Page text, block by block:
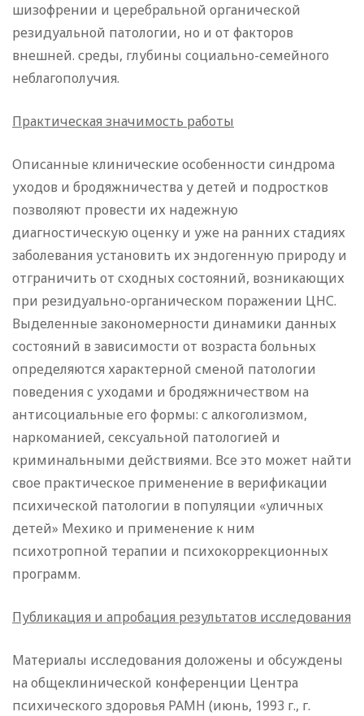
шизофрении и церебральной органической
резидуальной патологии, но и от факторов
внешней. среды, глубины социально-семейного
неблагополучия.
Практическая значимость работы
Описанные клинические особенности синдрома
уходов и бродяжничества у детей и подростков
позволяют провести их надежную
диагностическую оценку и уже на ранних стадиях
заболевания установить их эндогенную природу и
отграничить от сходных состояний, возникающих
при резидуально-органическом поражении ЦНС.
Выделенные закономерности динамики данных
состояний в зависимости от возраста больных
определяются характерной сменой патологии
поведения с уходами и бродяжничеством на
антисоциальные его формы: с алкоголизмом,
наркоманией, сексуальной патологией и
криминальными действиями. Все это может найти
свое практическое применение в верификации
психической патологии в популяции «уличных
детей» Мехико и применение к ним
психотропной терапии и психокоррекционных
программ.
Публикация и апробация результатов исследования
Материалы исследования доложены и обсуждены
на общеклинической конференции Центра
психического здоровья РАМН (июнь, 1993 г., г.